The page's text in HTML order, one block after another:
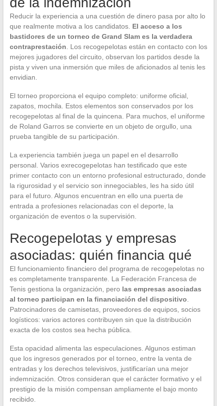
Reducir la experiencia a una cuestión de dinero pasa por alto lo
que realmente motiva a los candidatos. El acceso a los
bastidores de un torneo de Grand Slam es la verdadera
contraprestación . Los recogepelotas están en contacto con los
mejores jugadores del circuito, observan los partidos desde la
pista y viven una inmersión que miles de aficionados al tenis les
envidian.
El torneo proporciona el equipo completo: uniforme oficial,
zapatos, mochila. Estos elementos son conservados por los
recogepelotas al final de la quincena. Para muchos, el uniforme
de Roland Garros se convierte en un objeto de orgullo, una
prueba tangible de su participación.
La experiencia también juega un papel en el desarrollo
personal. Varios exrecogepelotas han testificado que este
primer contacto con un entorno profesional estructurado, donde
la rigurosidad y el servicio son innegociables, les ha sido útil
para el futuro. Algunos encuentran en ello una puerta de
entrada a profesiones relacionadas con el deporte, la
organización de eventos o la supervisión.
Recogepelotas y empresas
asociadas: quién financia qué
El funcionamiento financiero del programa de recogepelotas no
es completamente transparente. La Federación Francesa de
Tenis gestiona la organización, pero las empresas asociadas
al torneo participan en la financiación del dispositivo
Patrocinadores de camisetas, proveedores de equipos, socios
logísticos: varios actores contribuyen sin que la distribución
exacta de los costos sea hecha pública.
Esta opacidad alimenta las especulaciones. Algunos estiman
que los ingresos generados por el torneo, entre la venta de
entradas y los derechos televisivos, justificarían una mejor
indemnización. Otros consideran que el carácter formativo y el
prestigio de la misión compensan ampliamente el bajo monto
recibido.